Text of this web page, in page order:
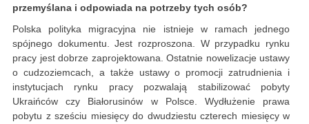
przemyślana i odpowiada na potrzeby tych osób?
Polska polityka migracyjna nie istnieje w ramach jednego
spójnego dokumentu. Jest rozproszona. W przypadku rynku
pracy jest dobrze zaprojektowana. Ostatnie nowelizacje ustawy
o cudzoziemcach, a także ustawy o promocji zatrudnienia i
instytucjach rynku pracy pozwalają stabilizować pobyty
Ukraińców czy Białorusinów w Polsce. Wydłużenie prawa
pobytu z sześciu miesięcy do dwudziestu czterech miesięcy w